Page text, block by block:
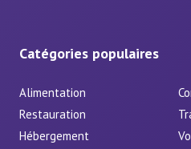
Catégories populaires
Alimentation
Restauration
Hébergement